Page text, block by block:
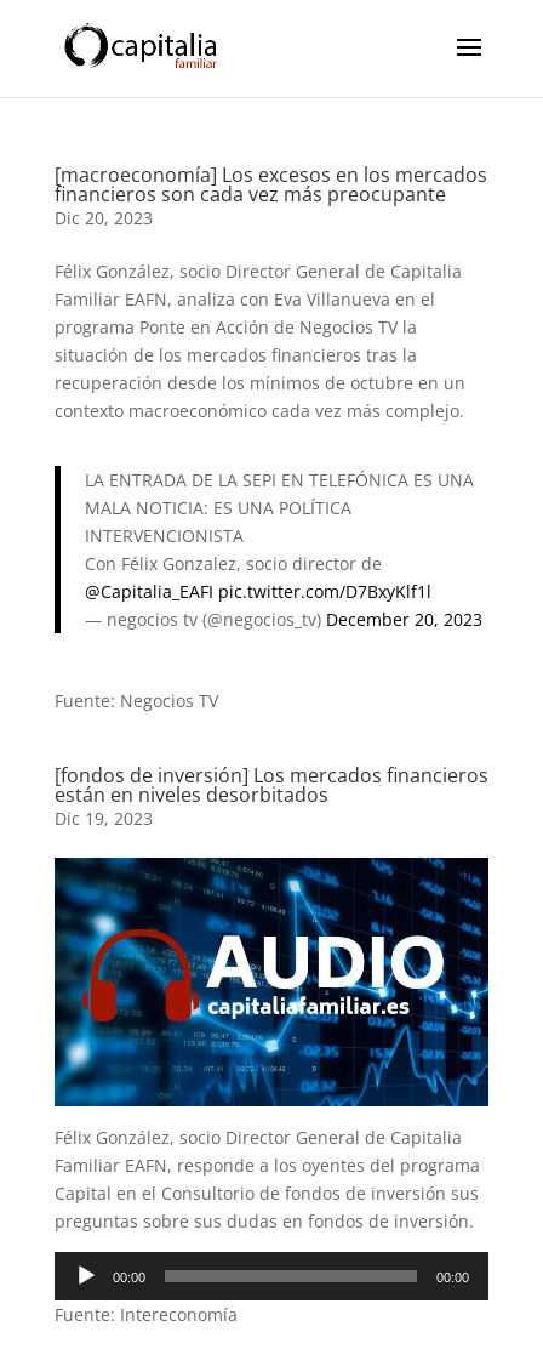
[macroeconomía] Los excesos en los mercados
financieros son cada vez más preocupante
Dic 20, 2023
Félix González, socio Director General de Capitalia
Familiar EAFN, analiza con Eva Villanueva en el
programa Ponte en Acción de Negocios TV la
situación de los mercados financieros tras la
recuperación desde los mínimos de octubre en un
contexto macroeconómico cada vez más complejo.
LA ENTRADA DE LA SEPI EN TELEFÓNICA ES UNA
MALA NOTICIA: ES UNA POLÍTICA
INTERVENCIONISTA
Con Félix Gonzalez, socio director de
@Capitalia_EAFI pic.twitter.com/D7BxyKlf1l
— negocios tv (@negocios_tv) December 20, 2023
Fuente: Negocios TV
[fondos de inversión] Los mercados financieros
están en niveles desorbitados
Dic 19, 2023
Félix González, socio Director General de Capitalia
Familiar EAFN, responde a los oyentes del programa
Capital en el Consultorio de fondos de inversión sus
preguntas sobre sus dudas en fondos de inversión.
Reproductor
audio
00:00 00:00
Fuente: Intereconomía